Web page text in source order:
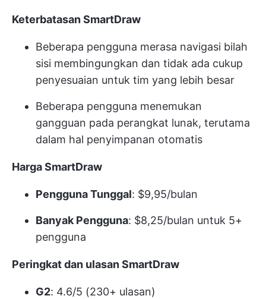
Keterbatasan SmartDraw
Beberapa pengguna merasa navigasi bilah
sisi membingungkan dan tidak ada cukup
penyesuaian untuk tim yang lebih besar
Beberapa pengguna menemukan
gangguan pada perangkat lunak, terutama
dalam hal penyimpanan otomatis
Harga SmartDraw
Pengguna Tunggal: $9,95/bulan
Banyak Pengguna: $8,25/bulan untuk 5+
pengguna
Peringkat dan ulasan SmartDraw
G2: 4.6/5 (230+ ulasan)